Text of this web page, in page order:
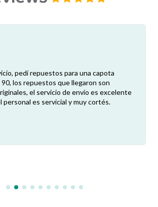
pedí repuestos para una capota
90, los repuestos que llegaron son
el servicio de envío es excelente
personal es servicial y muy cortés.